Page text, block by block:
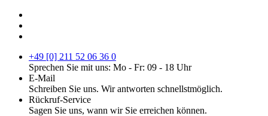
+49 [0] 211 52 06 36 0
Sprechen Sie mit uns: Mo - Fr: 09 - 18 Uhr
E-Mail
Schreiben Sie uns. Wir antworten schnellstmöglich.
Rückruf-Service
Sagen Sie uns, wann wir Sie erreichen können.